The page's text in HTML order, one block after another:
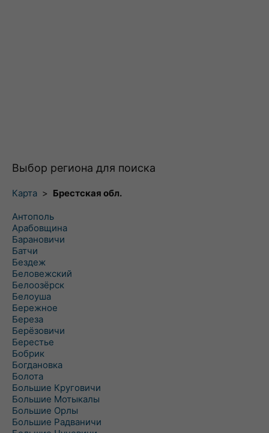
Выбор региона для поиска
Карта > Брестская обл.
Антополь
Арабовщина
Барановичи
Батчи
Бездеж
Беловежский
Белоозёрск
Белоуша
Бережное
Береза
Берёзовичи
Берестье
Бобрик
Богдановка
Болота
Большие Круговичи
Большие Мотыкалы
Большие Орлы
Большие Радваничи